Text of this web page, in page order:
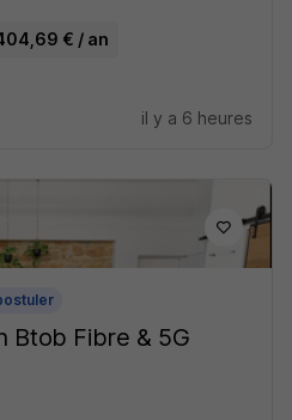
€ / an
il y a 6 heures
Btob Fibre & 5G